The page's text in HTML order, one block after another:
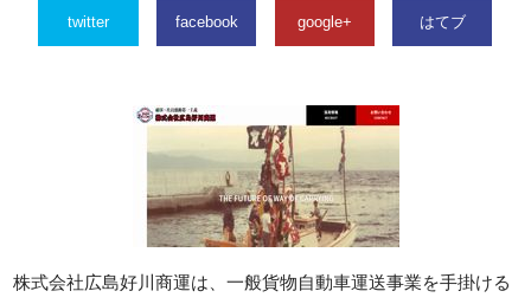
twitter facebook google+ はてブ
株式会社広島好川商運は、一般貨物自動車運送事業を手掛ける